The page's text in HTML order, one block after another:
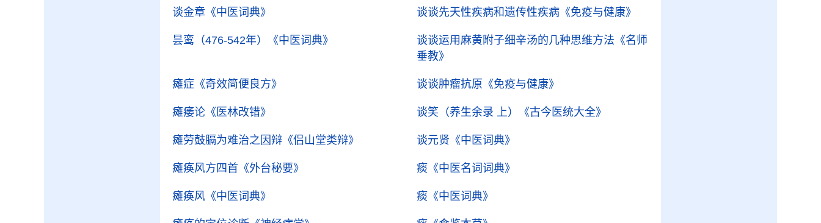
谈金章 《中医词典》 谈谈先天性疾病和遗传性疾病 《免疫与健康》
昙鸾（476-542年） 《中医词典》 谈谈运用麻黄附子细辛汤的几种思维方法 《名师
垂教》
瘫症 《奇效简便良方》 谈谈肿瘤抗原 《免疫与健康》
瘫痿论 《医林改错》 谈笑（养生余录 上） 《古今医统大全》
瘫劳鼓膈为难治之因辩 《侣山堂类辩》 谈元贤 《中医词典》
瘫痪风方四首 《外台秘要》 痰 《中医名词词典》
瘫痪风 《中医词典》 痰 《中医词典》